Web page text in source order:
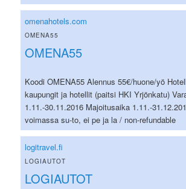
omenahotels.com
OMENA55
OMENA55
Koodi OMENA55 Alennus 55€/huone/yö
kaupungit ja hotellit (paitsi HKI Yrjönkatu)
1.11.-30.11.2016 Majoitusaika 1.11.-
voimassa su-to, ei pe ja la / non-refundable
logitravel.fi
LOGIAUTOT
LOGIAUTOT